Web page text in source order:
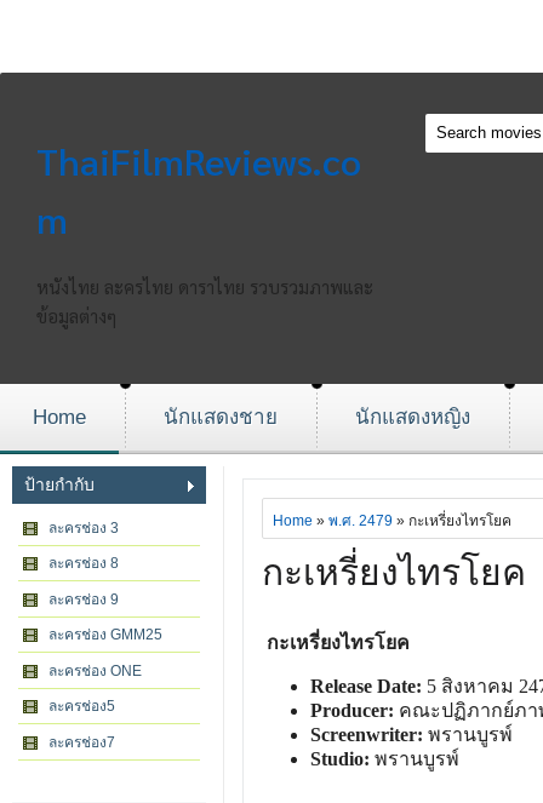
ThaiFilmReviews.co
m
หนังไทย ละครไทย ดาราไทย รวบรวมภาพและ
ข้อมูลต่างๆ
Home นักแสดงชาย นักแสดงหญิง
ป้ายกำกับ
ละครช่อง 3
ละครช่อง 8
ละครช่อง 9
ละครช่อง GMM25
ละครช่อง ONE
ละครช่อง5
ละครช่อง7
Home » พ.ศ. 2479 » กะเหรี่ยงไทรโยค
กะเหรี่ยงไทรโยค
กะเหรี่ยงไทรโยค
Release Date: 5 สิงหาคม
Producer: คณะปฏิภากย์ภา
Screenwriter: พรานบูรพ์
Studio: พรานบูรพ์